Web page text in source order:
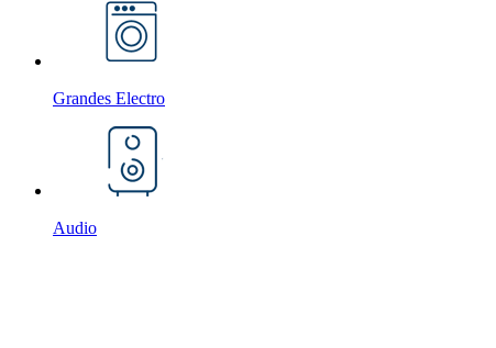
Grandes Electro
Audio